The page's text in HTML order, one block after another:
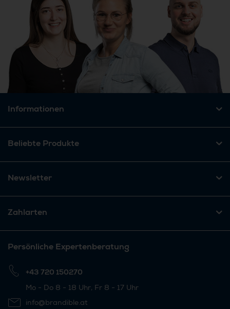
Informationen
Beliebte Produkte
Newsletter
Zahlarten
Persönliche Expertenberatung
+43 720 150270
Mo - Do 8 - 18 Uhr, Fr 8 - 17 Uhr
info@brandible.at